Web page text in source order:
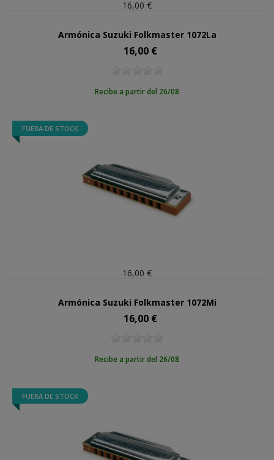
16,00 €
Armónica Suzuki Folkmaster 1072La
Precio
16,00 €
Recibe a partir del 26/08
FUERA DE STOCK
16,00 €
Armónica Suzuki Folkmaster 1072Mi
Precio
16,00 €
Recibe a partir del 26/08
FUERA DE STOCK